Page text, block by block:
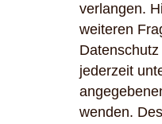
verlangen.
weiteren
jederzeit
wenden.